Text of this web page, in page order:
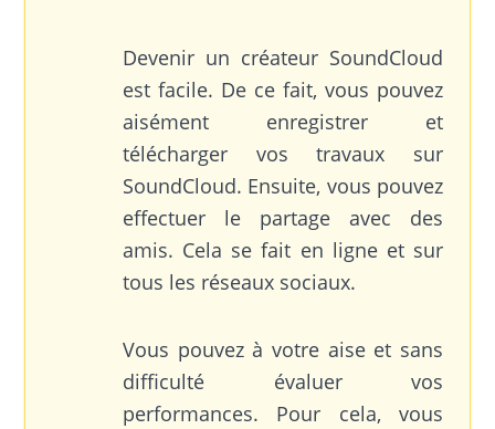
Devenir un créateur SoundCloud
est facile. De ce fait, vous pouvez
aisément enregistrer et
télécharger vos travaux sur
SoundCloud. Ensuite, vous pouvez
effectuer le partage avec des
amis. Cela se fait en ligne et sur
tous les réseaux sociaux.
Vous pouvez à votre aise et sans
difficulté évaluer vos
performances. Pour cela, vous